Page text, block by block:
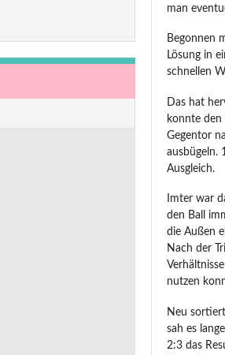
man
Begonnen
Lösung in
schnellen
Das hat
konnte den
Gegentor
ausbügeln.
Ausgleich.
Imter war
den Ball
die Außen
Nach der
nutzen
Neu
sah es
2:3 das